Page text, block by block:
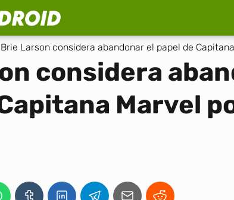
Brie Larson considera abandonar el papel de
considera
Marvel